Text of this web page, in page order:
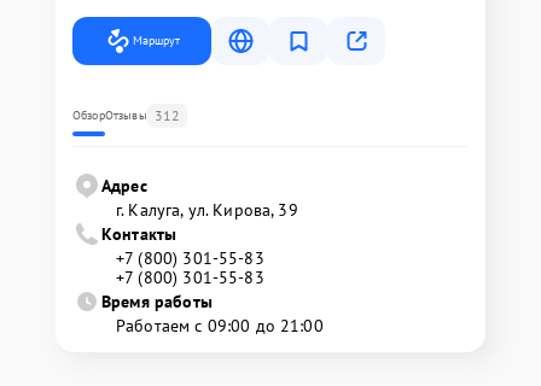
Маршрут
ОбзорОтзывы 312
Адрес
г. Калуга, ул. Кирова, 39
Контакты
+7 (800) 301-55-83
+7 (800) 301-55-83
Время работы
Работаем с 09:00 до 21:00